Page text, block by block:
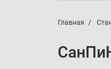
Главная